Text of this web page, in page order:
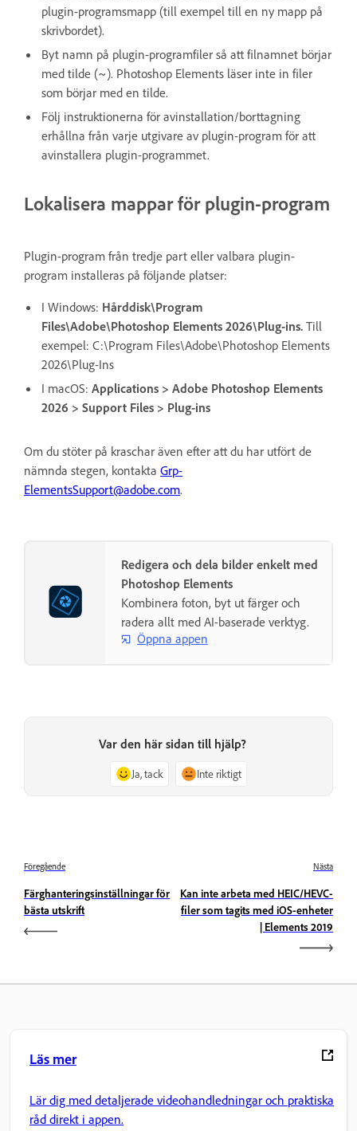
plugin-programsmapp (till exempel till en ny mapp på
skrivbordet).
Byt namn på plugin-programfiler så att filnamnet börjar
med tilde (~). Photoshop Elements läser inte in filer
som börjar med en tilde.
Följ instruktionerna för avinstallation/borttagning
erhållna från varje utgivare av plugin-program för att
avinstallera plugin-programmet.
Lokalisera mappar för plugin-program
Plugin-program från tredje part eller valbara plugin-
program installeras på följande platser:
I Windows: Hårddisk\Program
Files\Adobe\Photoshop Elements 2026\Plug-ins. Till
exempel: C:\Program Files\Adobe\Photoshop Elements
2026\Plug-Ins
I macOS: Applications > Adobe Photoshop Elements
2026 > Support Files > Plug-ins
Om du stöter på kraschar även efter att du har utfört de
nämnda stegen, kontakta Grp-
ElementsSupport@adobe.com.
Redigera och dela bilder enkelt med
Photoshop Elements
Kombinera foton, byt ut färger och
radera allt med AI-baserade verktyg.
Öppna appen
Var den här sidan till hjälp?
Ja, tack Inte riktigt
Föregående
Färghanteringsinställningar för
bästa utskrift
Nästa
Kan inte arbeta med HEIC/HEVC-
filer som tagits med iOS-enheter
| Elements 2019
Läs mer
Lär dig med detaljerade videohandledningar och praktiska
råd direkt i appen.